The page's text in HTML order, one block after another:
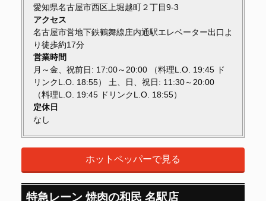
愛知県名古屋市西区上堀越町２丁目9-3
アクセス
名古屋市営地下鉄鶴舞線庄内通駅エレベーター出口よ
り徒歩約17分
営業時間
月～金、祝前日: 17:00～20:00 （料理L.O. 19:45 ド
リンクL.O. 18:55） 土、日、祝日: 11:30～20:00
（料理L.O. 19:45 ドリンクL.O. 18:55）
定休日
なし
ホットペッパーで見る
特急レーン 焼肉の和民 名駅店